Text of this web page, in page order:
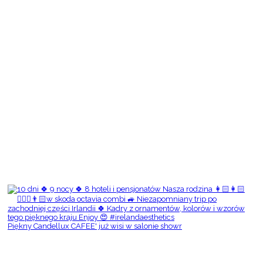
Piękny Candellux CAFEE' już wisi w salonie showr